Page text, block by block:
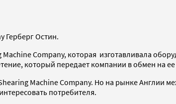
Герберг Остин.
Company, которая изготавливала
который передает компании в обмен на
Machine Company. Но на рынке Англии
потребителя.